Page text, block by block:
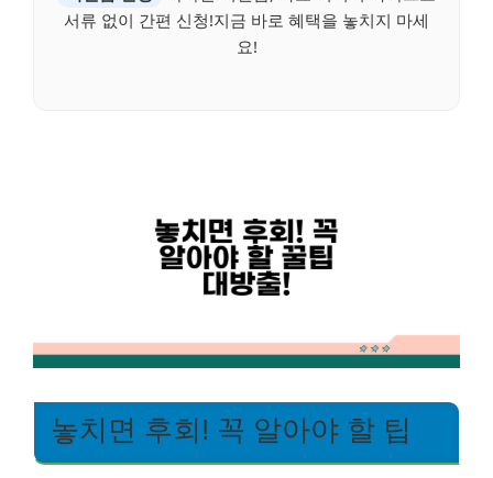
서류 없이 간편 신청!지금 바로 혜택을 놓치지 마세
요!
놓치면 후회! 꼭 알아야 할 팁